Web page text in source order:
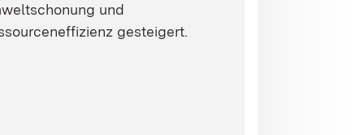
und
gesteigert.